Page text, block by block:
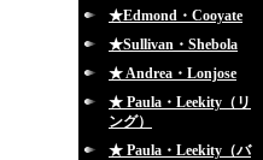
★Edmond・Cooyate
★Sullivan・Shebola
★ Andrea・Lonjose
★ Paula・Leekity（リ
ング）
★ Paula・Leekity（バ